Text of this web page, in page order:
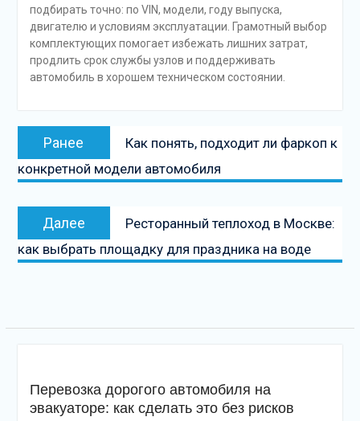
подбирать точно: по VIN, модели, году выпуска,
двигателю и условиям эксплуатации. Грамотный выбор
комплектующих помогает избежать лишних затрат,
продлить срок службы узлов и поддерживать
автомобиль в хорошем техническом состоянии.
Навигация
записям
Ранее
Предыдущая
запись:
Как понять, подходит ли фаркоп к
конкретной модели автомобиля
Далее
Следующая
запись
Ресторанный теплоход в Москве:
как выбрать площадку для праздника на воде
Перевозка дорогого автомобиля на
эвакуаторе: как сделать это без рисков